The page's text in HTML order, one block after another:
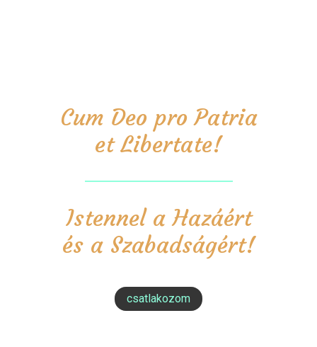
Cum Deo pro Patria
et Libertate!
Istennel a Hazáért
és a Szabadságért!
csatlakozom